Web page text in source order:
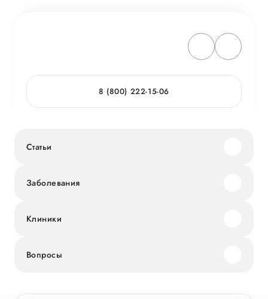
8 (800) 222-15-06
Статьи
Заболевания
Клиники
Вопросы